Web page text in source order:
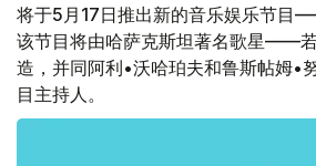
将于5月17日推出新的音乐娱乐节目
该节目将由哈萨克斯坦著名歌星——
造，并同阿利•沃哈珀夫和鲁斯帖姆•
目主持人。